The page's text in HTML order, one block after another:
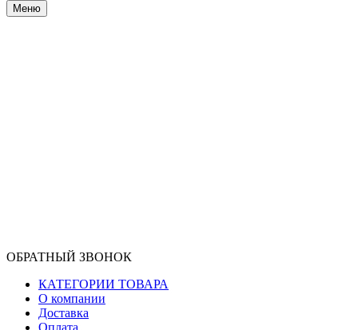
Меню
ОБРАТНЫЙ ЗВОНОК
КАТЕГОРИИ ТОВАРА
О компании
Доставка
Оплата